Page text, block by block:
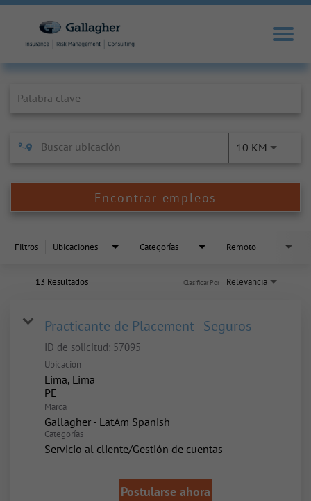
10 KM
Encontrar empleos
Filtros Ubicaciones Categorías Remoto
13 Resultados Relevancia
Clasificar Por
Practicante de Placement - Seguros
ID de solicitud: 57095
Ubicación
Lima, Lima
Marca
Gallagher - LatAm Spanish
Categorías
Servicio al cliente/Gestión de cuentas
Postularse ahora